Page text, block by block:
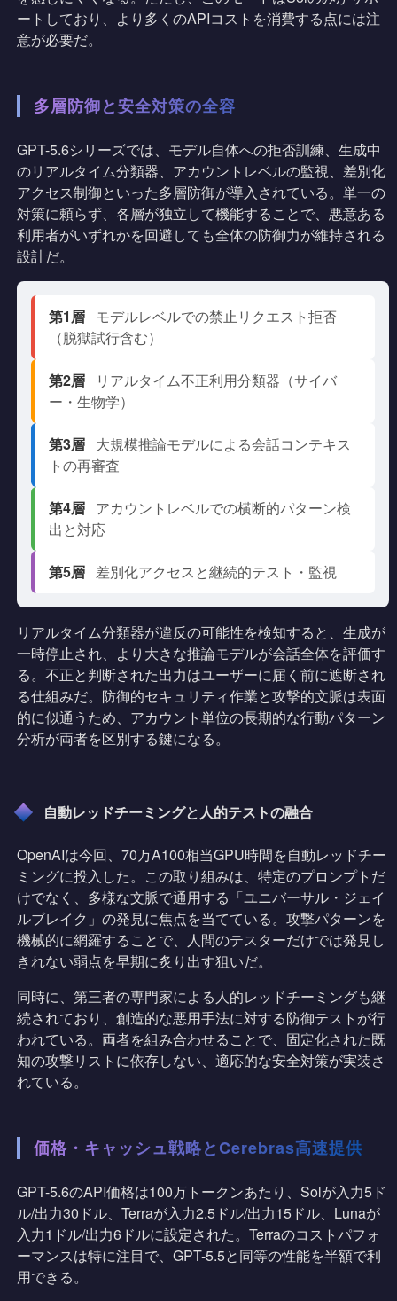
ートしており、より多くのAPIコストを消費する点には注
意が必要だ。
多層防御と安全対策の全容
GPT-5.6シリーズでは、モデル自体への拒否訓練、生成中
のリアルタイム分類器、アカウントレベルの監視、差別化
アクセス制御といった多層防御が導入されている。単一の
対策に頼らず、各層が独立して機能することで、悪意ある
利用者がいずれかを回避しても全体の防御力が維持される
設計だ。
第1層 モデルレベルでの禁止リクエスト拒否
（脱獄試行含む）
第2層
リアルタイム不正利用分類器（サイバ
ー・生物学）
第3層 大規模推論モデルによる会話コンテキス
トの再審査
第4層 アカウントレベルでの横断的パターン検
出と対応
第5層 差別化アクセスと継続的テスト・監視
リアルタイム分類器が違反の可能性を検知すると、生成が
一時停止され、より大きな推論モデルが会話全体を評価す
る。不正と判断された出力はユーザーに届く前に遮断され
る仕組みだ。防御的セキュリティ作業と攻撃的文脈は表面
的に似通うため、アカウント単位の長期的な行動パターン
分析が両者を区別する鍵になる。
自動レッドチーミングと人的テストの融合
OpenAIは今回、70万A100相当GPU時間を自動レッドチー
ミングに投入した。この取り組みは、特定のプロンプトだ
けでなく、多様な文脈で通用する「ユニバーサル・ジェイ
ルブレイク」の発見に焦点を当てている。攻撃パターンを
機械的に網羅することで、人間のテスターだけでは発見し
きれない弱点を早期に炙り出す狙いだ。
同時に、第三者の専門家による人的レッドチーミングも継
続されており、創造的な悪用手法に対する防御テストが行
われている。両者を組み合わせることで、固定化された既
知の攻撃リストに依存しない、適応的な安全対策が実装さ
れている。
価格・キャッシュ戦略とCerebras高速提供
GPT-5.6のAPI価格は100万トークンあたり、Solが入力5ド
ル/出力30ドル、Terraが入力2.5ドル/出力15ドル、Lunaが
入力1ドル/出力6ドルに設定された。Terraのコストパフォ
ーマンスは特に注目で、GPT-5.5と同等の性能を半額で利
用できる。